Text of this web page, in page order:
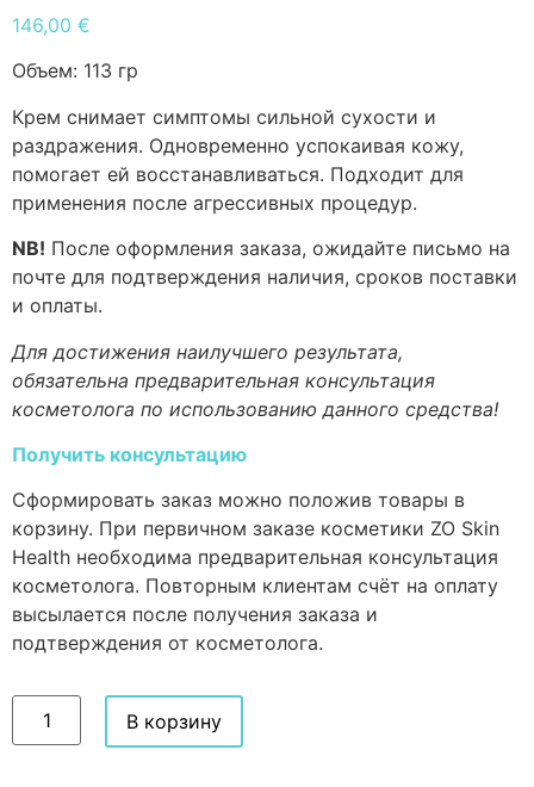
146,00 €
Объем: 113 гр
Крем снимает симптомы сильной сухости и
раздражения. Одновременно успокаивая кожу,
помогает ей восстанавливаться. Подходит для
применения после агрессивных процедур.
NB! После оформления заказа, ожидайте письмо на
почте для подтверждения наличия, сроков поставки
и оплаты.
Для достижения наилучшего результата,
обязательна предварительная консультация
косметолога по использованию данного средства!
Получить консультацию
Сформировать заказ можно положив товары в
корзину. При первичном заказе косметики ZO Skin
Health необходима предварительная консультация
косметолога. Повторным клиентам счёт на оплату
высылается после получения заказа и
подтверждения от косметолога.
В корзину